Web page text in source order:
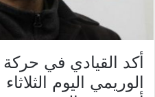
أكد القيادي في